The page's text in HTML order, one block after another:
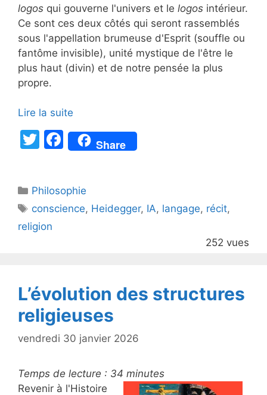
logos qui gouverne l'univers et le logos intérieur.
Ce sont ces deux côtés qui seront rassemblés
sous l'appellation brumeuse d'Esprit (souffle ou
fantôme invisible), unité mystique de l'être le
plus haut (divin) et de notre pensée la plus
propre.
Lire la suite
T
er
F
a
e
b
Share
Catégories
Philosophie
Étiquettes
conscience, Heidegger, IA, langage, récit,
religion
252 vues
L’évolution des structures
religieuses
vendredi 30 janvier 2026
Temps de lecture : 34 minutes
Revenir à l'Histoire